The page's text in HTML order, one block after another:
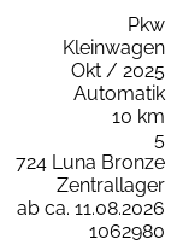
Pkw
Kleinwagen
Okt / 2025
Automatik
10 km
5
724 Luna Bronze
Zentrallager
ab ca. 11.08.2026
1062980